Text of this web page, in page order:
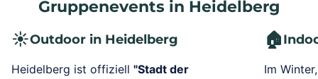
Gruppenevents in Heidelberg
☀️Outdoor in Heidelberg 🏠
Heidelberg ist offiziell "Stadt der
Im